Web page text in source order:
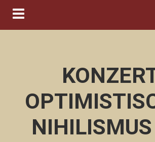
Navigation ein-/ausblenden